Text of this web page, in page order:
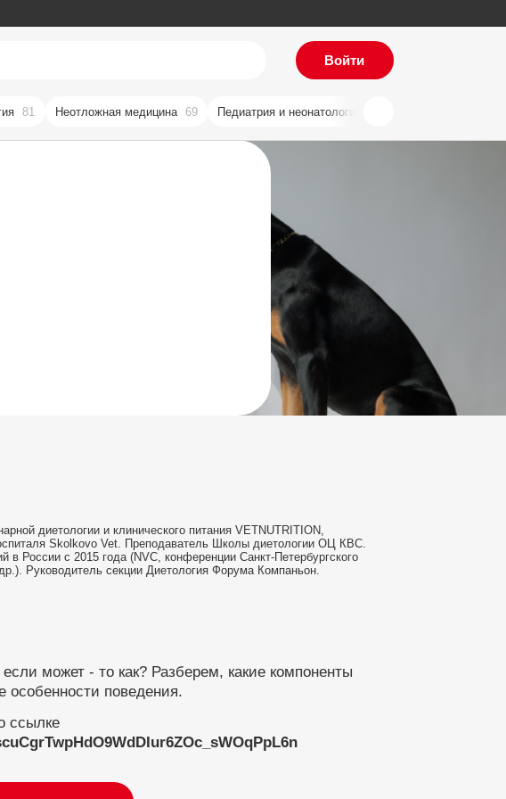
Войти
81 Неотложная медицина 69 Педиатрия и неонатология
диетологии и клинического питания VETNUTRITION,
Skolkovo Vet. Преподаватель Школы диетологии ОЦ КВС.
России с 2015 года (NVC, конференции Санкт-Петербургского
Руководитель секции Диетология Форума Компаньон.
может - то как? Разберем, какие компоненты
особенности поведения.
ссылке